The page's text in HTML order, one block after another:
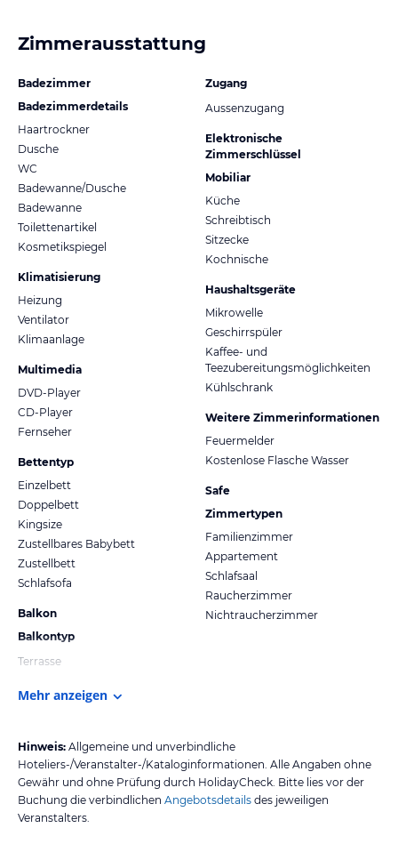
Zimmerausstattung
Badezimmer
Badezimmerdetails
Haartrockner
Dusche
WC
Badewanne/Dusche
Badewanne
Toilettenartikel
Kosmetikspiegel
Klimatisierung
Heizung
Ventilator
Klimaanlage
Multimedia
DVD-Player
CD-Player
Fernseher
Bettentyp
Einzelbett
Doppelbett
Kingsize
Zustellbares Babybett
Zustellbett
Schlafsofa
Balkon
Balkontyp
Terrasse
Zugang
Aussenzugang
Elektronische
Zimmerschlüssel
Mobiliar
Küche
Schreibtisch
Sitzecke
Kochnische
Haushaltsgeräte
Mikrowelle
Geschirrspüler
Kaffee- und
Teezubereitungsmöglichkeiten
Kühlschrank
Weitere Zimmerinformationen
Feuermelder
Kostenlose Flasche Wasser
Safe
Zimmertypen
Familienzimmer
Appartement
Schlafsaal
Raucherzimmer
Nichtraucherzimmer
Mehr anzeigen
Hinweis: Allgemeine und unverbindliche
Hoteliers-/Veranstalter-/Kataloginformationen. Alle Angaben ohne
Gewähr und ohne Prüfung durch HolidayCheck. Bitte lies vor der
Buchung die verbindlichen Angebotsdetails des jeweiligen
Veranstalters.